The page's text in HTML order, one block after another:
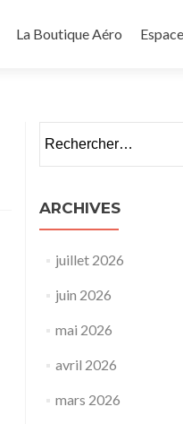
La Boutique Aéro
ARCHIVES
juillet 2026
juin 2026
mai 2026
avril 2026
mars 2026